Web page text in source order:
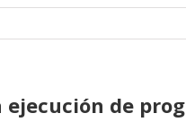
ejecución de